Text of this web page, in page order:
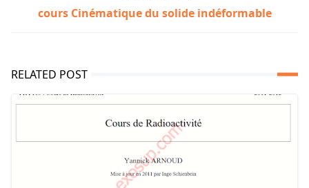
cours Cinématique du solide indéformable
RELATED POST